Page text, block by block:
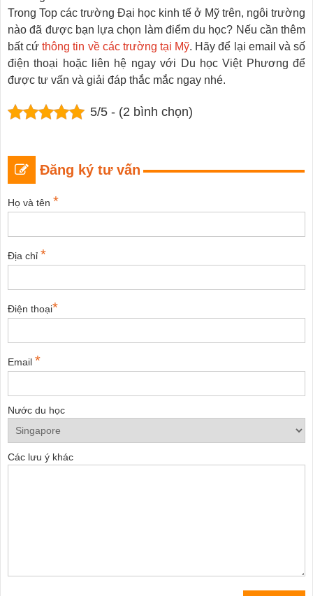
Trong Top các trường Đại học kinh tế ở Mỹ trên, ngôi trường
nào đã được bạn lựa chọn làm điểm du học? Nếu cần thêm
bất cứthông tin về các trường tại Mỹ. Hãy để lại email và số
điện thoại hoặc liên hệ ngay với Du học Việt Phương để
được tư vấn và giải đáp thắc mắc ngay nhé.
5/5 - (2 bình chọn)
Đăng ký tư vấn
Họ và tên *
Địa chỉ *
Điện thoại*
Email *
Nước du học
Các lưu ý khác